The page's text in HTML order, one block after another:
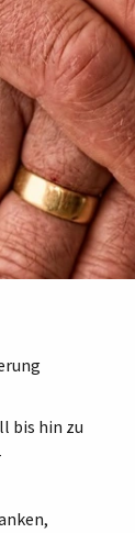
bis hin zu